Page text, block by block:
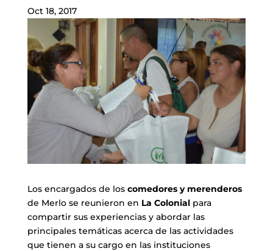
Oct 18, 2017
Los encargados de los comedores y merenderos
de Merlo se reunieron en La Colonialpara
compartir sus experiencias y abordar las
principales temáticas acerca de las actividades
que tienen a su cargo en las instituciones